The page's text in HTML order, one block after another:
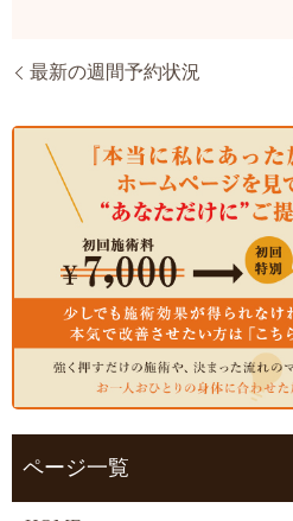
最新の週間予約状況
ページ一覧